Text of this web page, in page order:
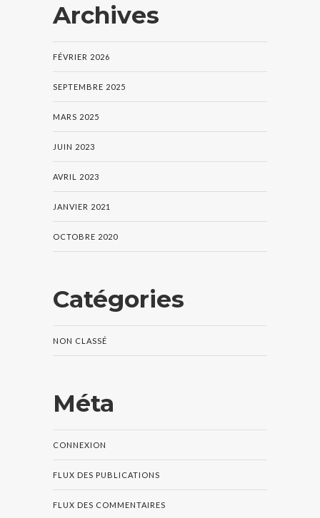
Archives
FÉVRIER 2026
SEPTEMBRE 2025
MARS 2025
JUIN 2023
AVRIL 2023
JANVIER 2021
OCTOBRE 2020
Catégories
NON CLASSÉ
Méta
CONNEXION
FLUX DES PUBLICATIONS
FLUX DES COMMENTAIRES